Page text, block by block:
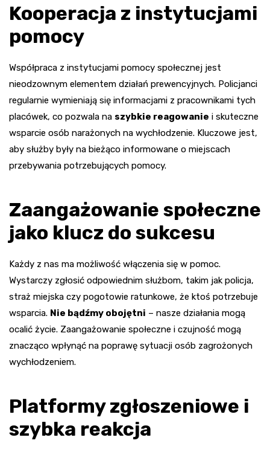
Kooperacja z instytucjami
pomocy
Współpraca z instytucjami pomocy społecznej jest
nieodzownym elementem działań prewencyjnych. Policjanci
regularnie wymieniają się informacjami z pracownikami tych
placówek, co pozwala na szybkie reagowanie i skuteczne
wsparcie osób narażonych na wychłodzenie. Kluczowe jest,
aby służby były na bieżąco informowane o miejscach
przebywania potrzebujących pomocy.
Zaangażowanie społeczne
jako klucz do sukcesu
Każdy z nas ma możliwość włączenia się w pomoc.
Wystarczy zgłosić odpowiednim służbom, takim jak policja,
straż miejska czy pogotowie ratunkowe, że ktoś potrzebuje
wsparcia. Nie bądźmy obojętni – nasze działania mogą
ocalić życie. Zaangażowanie społeczne i czujność mogą
znacząco wpłynąć na poprawę sytuacji osób zagrożonych
wychłodzeniem.
Platformy zgłoszeniowe i
szybka reakcja